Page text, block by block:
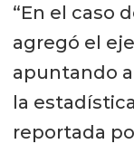
“En el caso
agregó el
apuntando
la
reportada